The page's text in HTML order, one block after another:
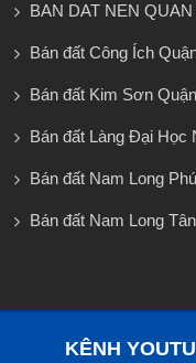
BAN DAT NEN QUAN
Bán đất Công Ích
Bán đất Kim Sơn
Bán đất Làng Đại Học
Bán đất Nam Long
Bán đất Nam Long
KÊNH